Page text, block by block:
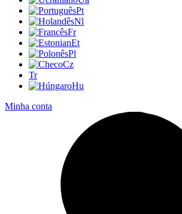
Pt
Nl
Fr
Et
Pl
Cz
Tr
Hu
Minha conta